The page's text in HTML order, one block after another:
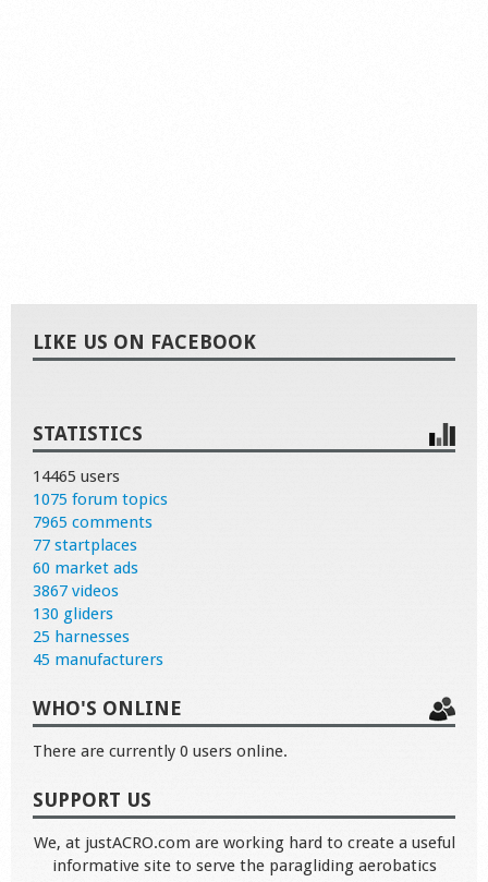
LIKE US ON FACEBOOK
STATISTICS
14465 users
1075 forum topics
7965 comments
77 startplaces
60 market ads
3867 videos
130 gliders
25 harnesses
45 manufacturers
WHO'S ONLINE
There are currently 0 users online.
SUPPORT US
We, at justACRO.com are working hard to create a useful
informative site to serve the paragliding aerobatics